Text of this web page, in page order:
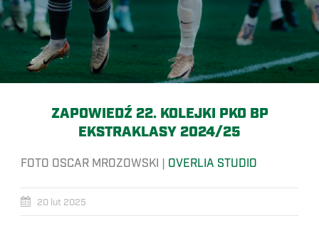
ZAPOWIEDŹ 22. KOLEJKI PKO BP
EKSTRAKLASY 2024/25
FOTO OSCAR MROZOWSKI | OVERLIA STUDIO
20 lut 2025